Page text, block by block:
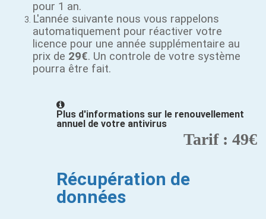
pour 1 an.
L'année suivante nous vous rappelons
automatiquement pour réactiver votre
licence pour une année supplémentaire au
prix de 29€. Un controle de votre système
pourra être fait.
Plus d'informations sur le renouvellement
annuel de votre antivirus
Tarif : 49€
Récupération de
données